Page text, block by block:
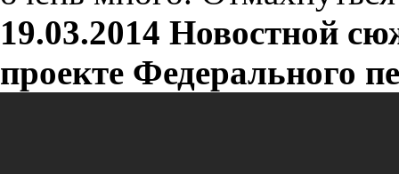
19.03.2014 Новостной
проекте Федерального